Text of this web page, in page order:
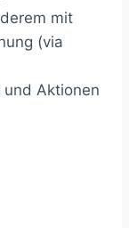
mit
(via
Aktionen